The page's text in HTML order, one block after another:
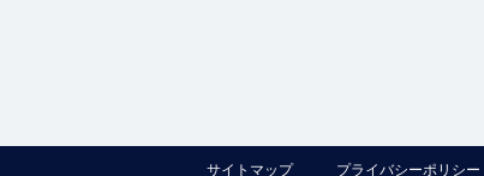
サイトマップ プライバシーポリシー